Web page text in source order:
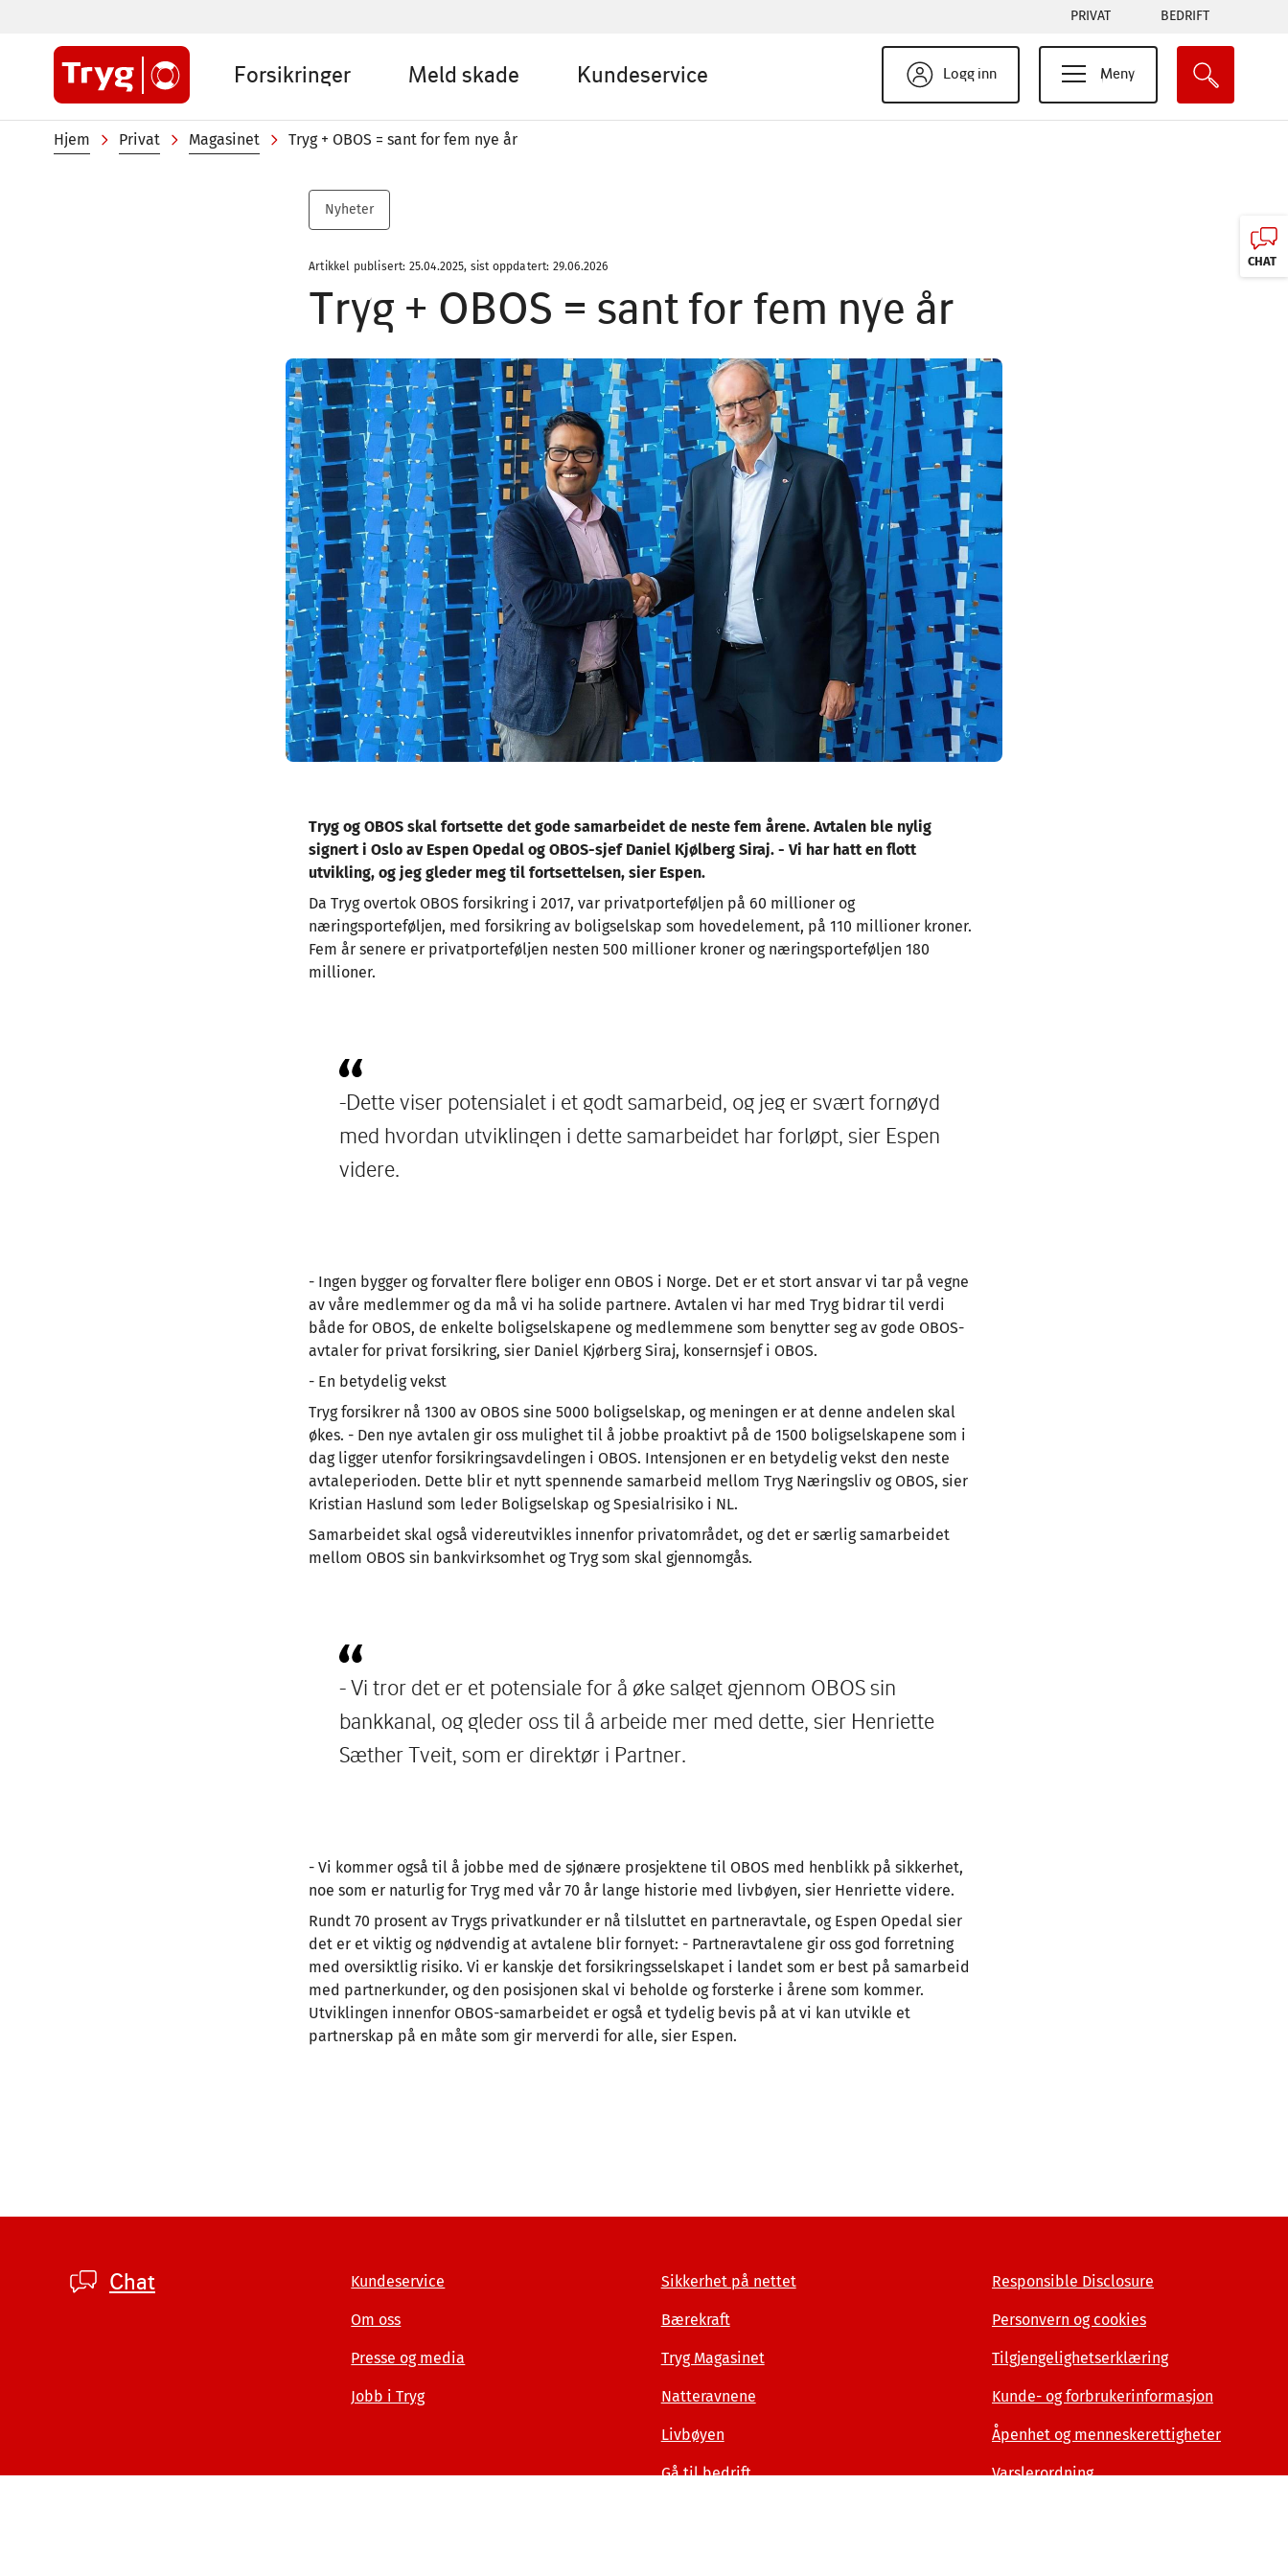
hovedinnhold
Tabs
menu
PRIVAT BEDRIFT
Sub
Private
Forsikringer Meld skade Kundeservice Logg inn Meny
Navigasjonssti
Hjem Privat Magasinet Tryg + OBOS = sant for fem nye år
Nyheter
Artikkel publisert: 25.04.2025, sist oppdatert: 29.06.2026
Image
Tryg + OBOS = sant for fem nye år
Tryg og OBOS skal fortsette det gode samarbeidet de neste fem årene. Avtalen ble nylig
signert i Oslo av Espen Opedal og OBOS-sjef Daniel Kjølberg Siraj. - Vi har hatt en flott
utvikling, og jeg gleder meg til fortsettelsen, sier Espen.
Da Tryg overtok OBOS forsikring i 2017, var privatporteføljen på 60 millioner og
næringsporteføljen, med forsikring av boligselskap som hovedelement, på 110 millioner kroner.
Fem år senere er privatporteføljen nesten 500 millioner kroner og næringsporteføljen 180
millioner.
-Dette viser potensialet i et godt samarbeid, og jeg er svært fornøyd
med hvordan utviklingen i dette samarbeidet har forløpt, sier Espen
videre.
- Ingen bygger og forvalter flere boliger enn OBOS i Norge. Det er et stort ansvar vi tar på vegne
av våre medlemmer og da må vi ha solide partnere. Avtalen vi har med Tryg bidrar til verdi
både for OBOS, de enkelte boligselskapene og medlemmene som benytter seg av gode OBOS-
avtaler for privat forsikring, sier Daniel Kjørberg Siraj, konsernsjef i OBOS.
- En betydelig vekst
Tryg forsikrer nå 1300 av OBOS sine 5000 boligselskap, og meningen er at denne andelen skal
økes. - Den nye avtalen gir oss mulighet til å jobbe proaktivt på de 1500 boligselskapene som i
dag ligger utenfor forsikringsavdelingen i OBOS. Intensjonen er en betydelig vekst den neste
avtaleperioden. Dette blir et nytt spennende samarbeid mellom Tryg Næringsliv og OBOS, sier
Kristian Haslund som leder Boligselskap og Spesialrisiko i NL.
Samarbeidet skal også videreutvikles innenfor privatområdet, og det er særlig samarbeidet
mellom OBOS sin bankvirksomhet og Tryg som skal gjennomgås.
- Vi tror det er et potensiale for å øke salget gjennom OBOS sin
bankkanal, og gleder oss til å arbeide mer med dette, sier Henriette
Sæther Tveit, som er direktør i Partner.
- Vi kommer også til å jobbe med de sjønære prosjektene til OBOS med henblikk på sikkerhet,
noe som er naturlig for Tryg med vår 70 år lange historie med livbøyen, sier Henriette videre.
Rundt 70 prosent av Trygs privatkunder er nå tilsluttet en partneravtale, og Espen Opedal sier
det er et viktig og nødvendig at avtalene blir fornyet: - Partneravtalene gir oss god forretning
med oversiktlig risiko. Vi er kanskje det forsikringsselskapet i landet som er best på samarbeid
med partnerkunder, og den posisjonen skal vi beholde og forsterke i årene som kommer.
Utviklingen innenfor OBOS-samarbeidet er også et tydelig bevis på at vi kan utvikle et
partnerskap på en måte som gir merverdi for alle, sier Espen.
CHAT
Footer
Chat Kundeservice
Om oss
Presse og media
Jobb i Tryg
Sikkerhet på nettet
Bærekraft
Tryg Magasinet
Natteravnene
Livbøyen
Gå til bedrift
Responsible Disclosure
Personvern og cookies
Tilgjengelighetserklæring
Kunde- og forbrukerinformasjon
Åpenhet og menneskerettigheter
Varslerordning